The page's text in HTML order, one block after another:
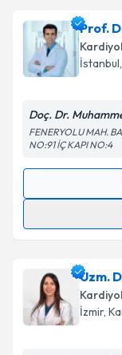
Prof.
İstanbul
Doç. Dr.
FENERYOLU MAH.
NO:91 İÇ KAPI NO:4
Randevu
için bir takvim
E-posta
Uzm.
İzmir,